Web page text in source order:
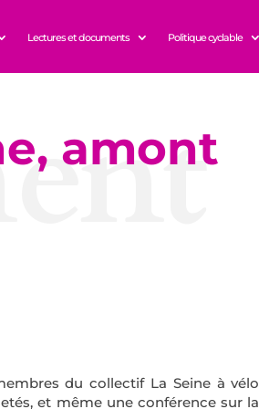
Lectures et documents Politique cyclable
amont
du collectif La Seine à vélo
et même une conférence sur la